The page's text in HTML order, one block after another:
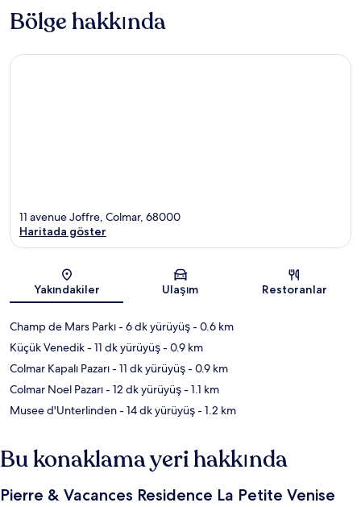
Bölge hakkında
Harita
11 avenue Joffre, Colmar, 68000
Haritada göster
Yakındakiler Ulaşım Restoranlar
Champ de Mars Parkı- 6 dk yürüyüş- 0.6 km
Küçük Venedik- 11 dk yürüyüş- 0.9 km
Colmar Kapalı Pazarı- 11 dk yürüyüş- 0.9 km
Colmar Noel Pazarı- 12 dk yürüyüş- 1.1 km
Musee d'Unterlinden- 14 dk yürüyüş- 1.2 km
Bu konaklama yeri hakkında
Pierre & Vacances Residence La Petite Venise